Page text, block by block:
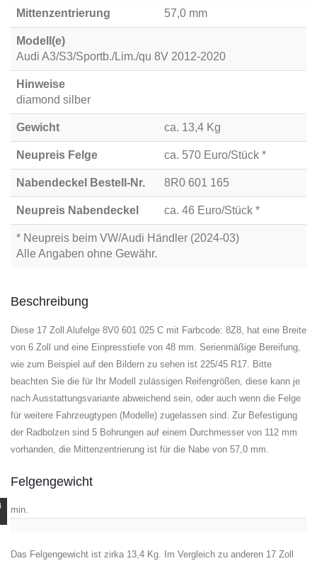
Mittenzentrierung 57,0 mm
Modell(e)
Audi A3/S3/Sportb./Lim./qu 8V 2012-2020
Hinweise
diamond silber
Gewicht ca. 13,4 Kg
Neupreis Felge ca. 570 Euro/Stück *
Nabendeckel Bestell-Nr. 8R0 601 165
Neupreis Nabendeckel ca. 46 Euro/Stück *
* Neupreis beim VW/Audi Händler (2024-03)
Alle Angaben ohne Gewähr.
Beschreibung
Diese 17 Zoll Alufelge 8V0 601 025 C mit Farbcode: 8Z8, hat eine Breite
von 6 Zoll und eine Einpresstiefe von 48 mm. Serienmäßige Bereifung,
wie zum Beispiel auf den Bildern zu sehen ist 225/45 R17. Bitte
beachten Sie die für Ihr Modell zulässigen Reifengrößen, diese kann je
nach Ausstattungsvariante abweichend sein, oder auch wenn die Felge
für weitere Fahrzeugtypen (Modelle) zugelassen sind. Zur Befestigung
der Radbolzen sind 5 Bohrungen auf einem Durchmesser von 112 mm
vorhanden, die Mittenzentrierung ist für die Nabe von 57,0 mm.
Felgengewicht
min.
Das Felgengewicht ist zirka 13,4 Kg. Im Vergleich zu anderen 17 Zoll